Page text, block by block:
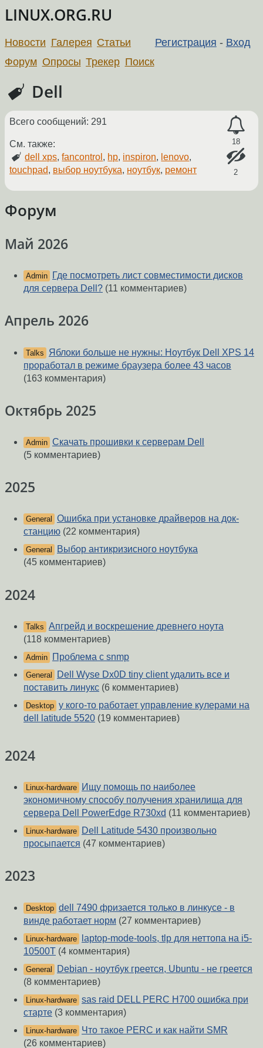
LINUX.ORG.RU
Регистрация - Вход
Новости Галерея Статьи
Форум Опросы Трекер Поиск
Dell
18
2
Всего сообщений: 291
См. также:
dell xps,fancontrol , hp, inspiron, lenovo,
touchpad, выбор ноутбука, ноутбук, ремонт
Форум
Май 2026
Admin
Где посмотреть лист совместимости дисков
для сервера Dell? (11 комментариев)
Апрель 2026
Talks
Яблоки больше не нужны: Ноутбук Dell XPS 14
проработал в режиме браузера более 43 часов
(163 комментария)
Октябрь 2025
Admin Скачать прошивки к серверам Dell
(5 комментариев)
2025
General
Ошибка при установке драйверов на док-
станцию (22 комментария)
General
Выбор антикризисного ноутбука
(45 комментариев)
2024
Talks Апгрейд и воскрешение древнего ноута
(118 комментариев)
Admin Проблема с snmp
General
Dell Wyse Dx0D tiny client удалить все и
поставить линукс (6 комментариев)
Desktop у кого-то работает управление кулерами на
dell latitude 5520 (19 комментариев)
2024
Linux-hardware
Ищу помощь по наиболее
экономичному способу получения хранилища для
сервера Dell PowerEdge R730xd (11 комментариев)
Linux-hardware
Dell Latitude 5430 произвольно
просыпается (47 комментариев)
2023
Desktop dell 7490 фризается только в линкусе - в
винде работает норм (27 комментариев)
Linux-hardware
laptop-mode-tools, tlp для неттопа на i5-
10500T (4 комментария)
General
Debian - ноутбук греется, Ubuntu - не греется
(8 комментариев)
Linux-hardware sas raid DELL PERC H700 ошибка при
старте (3 комментария)
Linux-hardware Что такое PERC и как найти SMR
(26 комментариев)